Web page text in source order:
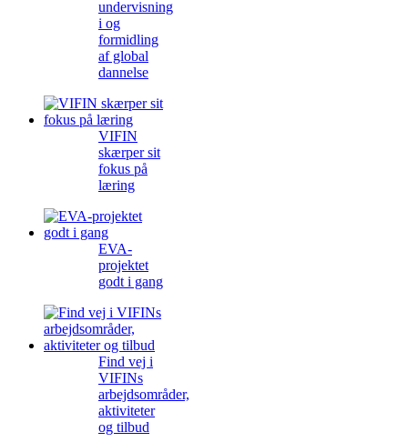
undervisning
i og
formidling
af global
dannelse
VIFIN
skærper sit
fokus på
læring
EVA-
projektet
godt i gang
Find vej i
VIFINs
arbejdsområder,
aktiviteter
og tilbud